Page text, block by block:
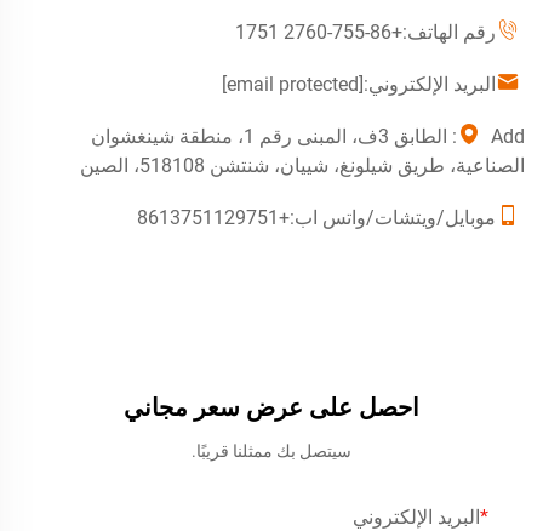
رقم الهاتف:+86-755-2760 1751
البريد الإلكتروني:[email protected]
Add: الطابق 3ف، المبنى رقم 1، منطقة شينغشوان
الصناعية، طريق شيلونغ، شييان، شنتشن 518108، الصين
موبايل/ويتشات/واتس اب:+8613751129751
احصل على عرض سعر مجاني
سيتصل بك ممثلنا قريبًا.
البريد الإلكتروني